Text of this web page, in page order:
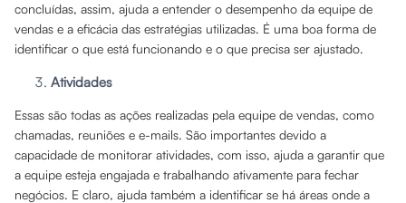
concluídas, assim, ajuda a entender o desempenho da equipe de
vendas e a eficácia das estratégias utilizadas. É uma boa forma de
identificar o que está funcionando e o que precisa ser ajustado.
Atividades
Essas são todas as ações realizadas pela equipe de vendas, como
chamadas, reuniões e e-mails. São importantes devido a
capacidade de monitorar atividades, com isso, ajuda a garantir que
a equipe esteja engajada e trabalhando ativamente para fechar
negócios. E claro, ajuda também a identificar se há áreas onde a